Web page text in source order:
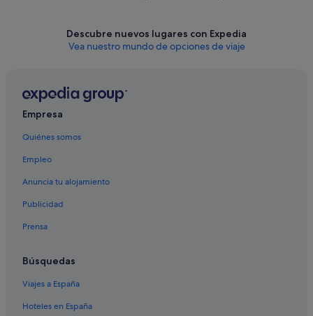
Descubre nuevos lugares con Expedia
Vea nuestro mundo de opciones de viaje
Empresa
Quiénes somos
Empleo
Anuncia tu alojamiento
Publicidad
Prensa
Búsquedas
Viajes a España
Hoteles en España